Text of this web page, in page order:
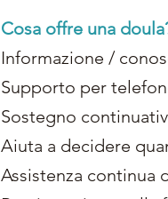
Cosa offre una
Informazione /
Supporto per
Sostegno
Aiuta a decidere
Assistenza continua